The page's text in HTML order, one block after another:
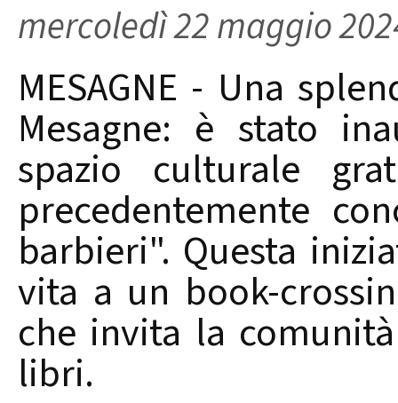
mercoledì 22 maggio
MESAGNE - Una
Mesagne: è stato
spazio culturale
precedentemente
barbieri". Questa
vita a un book-
che invita la
libri.